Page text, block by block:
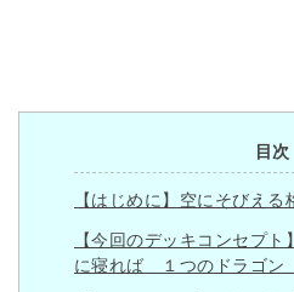
目次
【はじめに】空にそびえる
【今回のデッキコンセプ
に寝れば １つのドラゴン